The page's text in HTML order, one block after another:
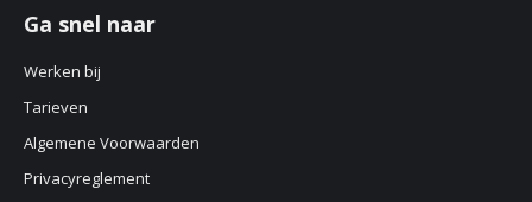
opens
in
Ga snel naar
Werken bij
Tarieven
Algemene Voorwaarden
Privacyreglement